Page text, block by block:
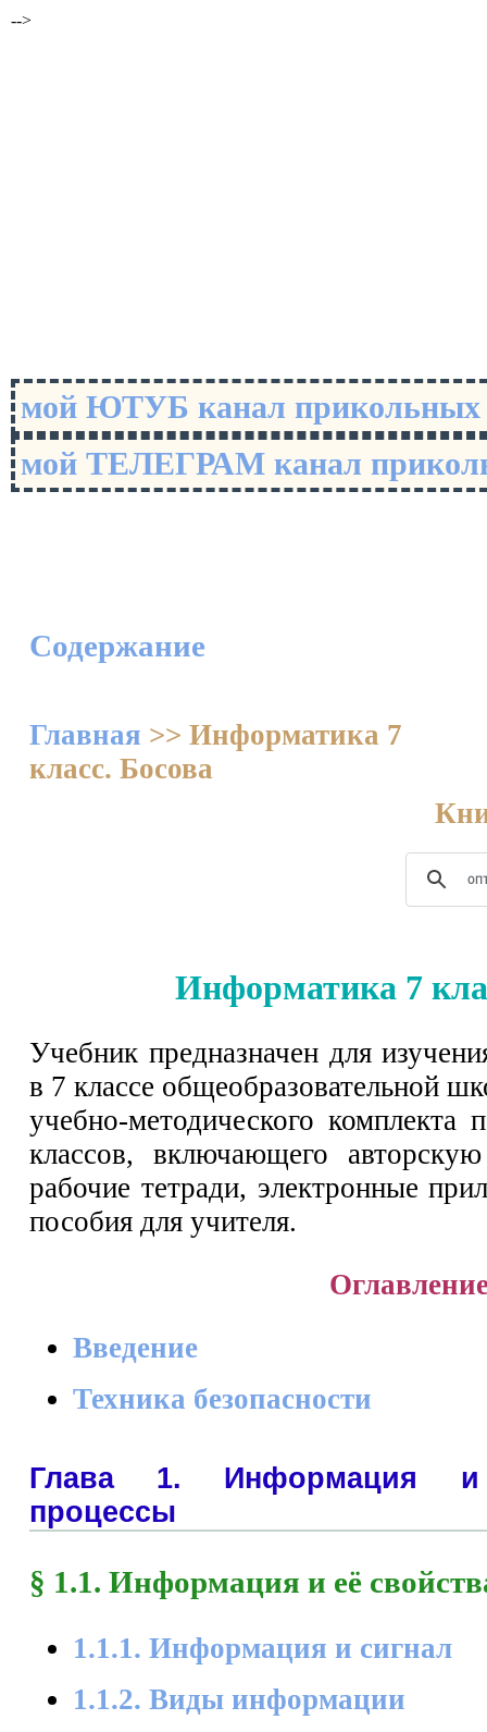
-->
мой ЮТУБ канал
мой ТЕЛЕГРАМ канал
Содержание
Главная >> Информатика 7
класс. Босова
Информатика 7
Учебник предназначен для
в 7 классе общеобразовательной
учебно-методического
классов, включающего
рабочие тетради, электронные
пособия для учителя.
Введение
Техника безопасности
Глава 1. Информация и
процессы
§ 1.1. Информация и её
1.1.1. Информация и сигнал
1.1.2. Виды информации